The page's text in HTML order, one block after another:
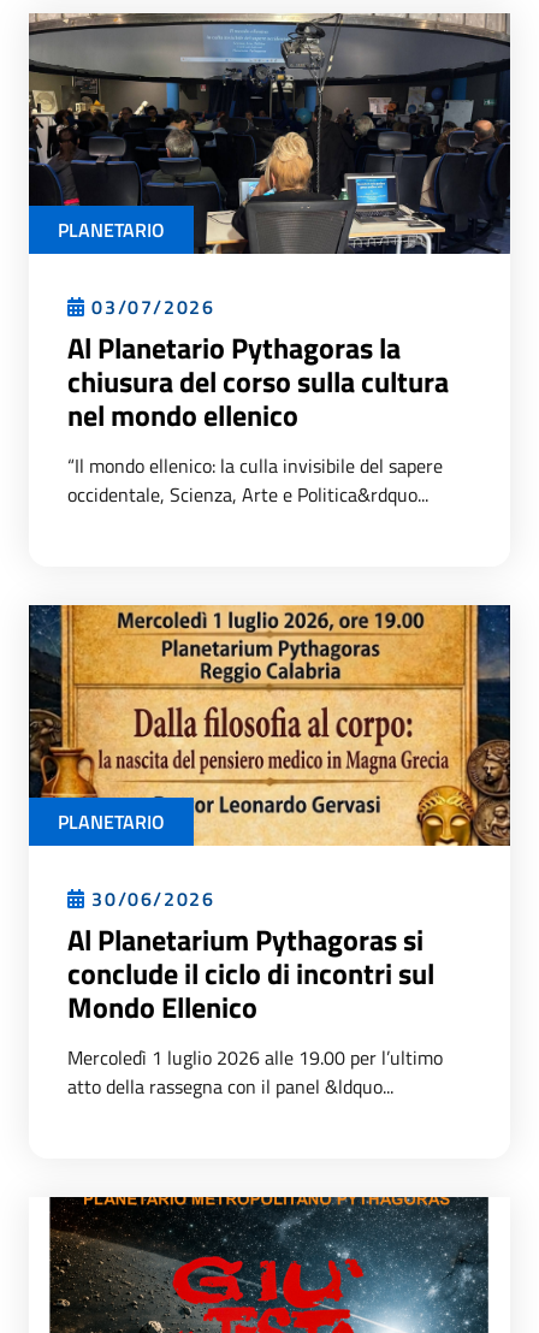
PLANETARIO
03/07/2026
Al Planetario Pythagoras la
chiusura del corso sulla cultura
nel mondo ellenico
“Il mondo ellenico: la culla invisibile del sapere
occidentale, Scienza, Arte e Politica&rdquo...
PLANETARIO
30/06/2026
Al Planetarium Pythagoras si
conclude il ciclo di incontri sul
Mondo Ellenico
Mercoledì 1 luglio 2026 alle 19.00 per l’ultimo
atto della rassegna con il panel &ldquo...